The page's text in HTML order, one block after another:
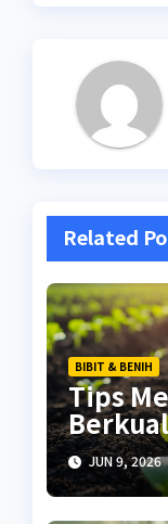
Related
BIBIT & BENIH
Tips
Lebih
JUN 9, 2026